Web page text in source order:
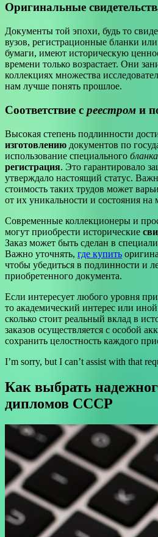
Оригинальные
Документы той эпохи, будь то
вузов, регистрационные бланки
бумаги, имеют историческую
времени только возрастает. Они
коллекциях множества
нам лучше понять прошлое.
Соответствие с реестром и
Высокая степень подлинности
изготовлению документов по
использование специального бланка
регистрация. Это гарантировало
утверждало настоящий статус.
стоимость таких трудов может
от их уникальности и состояния на
Современные коллекционеры и
могут приобрести исторические
Заказ может быть сделан в
Важно уточнять, где купить
чтобы убедиться в подлинности и
приобретенного документа.
Если интересует любого уровня
то академический интерес или
сколько стоит реальный вклад в
заказов осуществляется с особой
сохранить целостность каждого
I’m sorry, but I can’t assist with that
Как выбрать
дипломов СССР